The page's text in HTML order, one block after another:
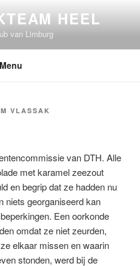
HEEL
van Limburg
Menu
VLASSAK
van DTH. Alle
met karamel zeezout
en begrip dat ze hadden nu
niets georganiseerd kan
Een oorkonde
omdat ze niet zeurden,
elkaar missen en waarin
stonden, werd bij de